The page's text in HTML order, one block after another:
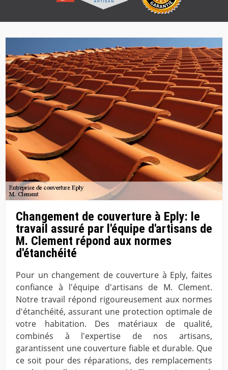
Changement de couverture à Eply: le
travail assuré par l'équipe d'artisans de
M. Clement répond aux normes
d'étanchéité
Pour un changement de couverture à Eply, faites
confiance à l'équipe d'artisans de M. Clement.
Notre travail répond rigoureusement aux normes
d'étanchéité, assurant une protection optimale de
votre habitation. Des matériaux de qualité,
combinés à l'expertise de nos artisans,
garantissent une couverture fiable et durable. Que
ce soit pour des réparations, des remplacements